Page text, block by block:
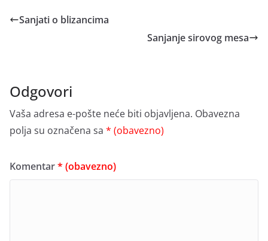
Sanjati o blizancima
Sanjanje sirovog mesa
Odgovori
Vaša adresa e-pošte neće biti objavljena. Obavezna
polja su označena sa * (obavezno)
Komentar* (obavezno)